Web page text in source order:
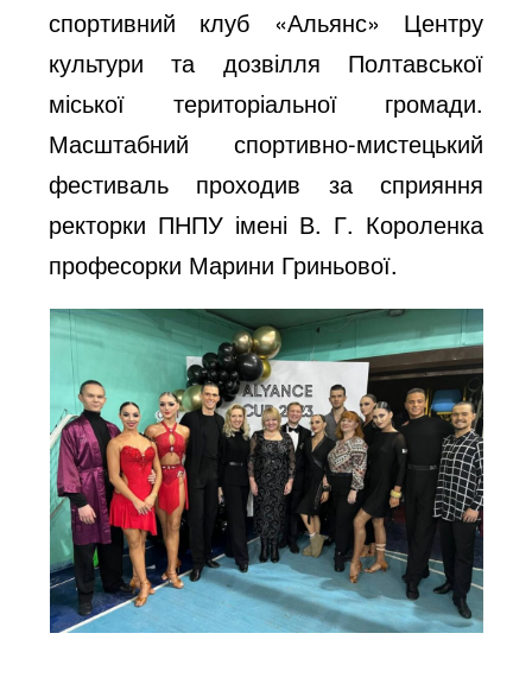
спортивний клуб «Альянс» Центру
культури та дозвілля Полтавської
міської територіальної громади.
Масштабний спортивно-мистецький
фестиваль проходив за сприяння
ректорки ПНПУ імені В. Г. Короленка
професорки Марини Гриньової.